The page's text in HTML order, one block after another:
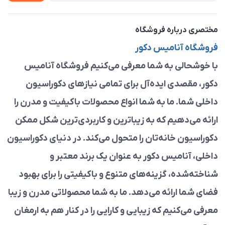
مختصری درباره فروشگاه
فروشگاه آنامیس دکور
با خوشحالی به شما معرفی می‌کنیم فروشگاه آنامیس
دکور، مقصدی ایده‌آل برای تمامی نیازهای دکوراسیون
داخلی شما. ما به شما انواع محصولات باکیفیت و مدرن را
ارائه می‌دهیم که به زیباترین و کاربردی‌ترین شکل ممکن
دکوراسیون خانه‌تان را متحول می‌کند. در دنیای دکوراسیون
داخلی، آنامیس دکور به عنوان یک برند معتبر و
شناخته‌شده، گزینه‌های متنوع و باکیفیتی را برای بهبود
فضای شما ارائه می‌دهد. ما به شما محصولاتی مدرن و زیبا
معرفی می‌کنیم که زیبایی و کارایی را در کنار هم به ارمغان